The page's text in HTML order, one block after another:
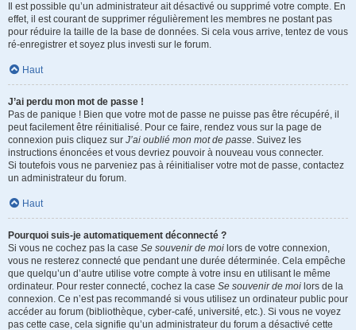
Il est possible qu’un administrateur ait désactivé ou supprimé votre compte. En
effet, il est courant de supprimer régulièrement les membres ne postant pas
pour réduire la taille de la base de données. Si cela vous arrive, tentez de vous
ré-enregistrer et soyez plus investi sur le forum.
Haut
J’ai perdu mon mot de passe !
Pas de panique ! Bien que votre mot de passe ne puisse pas être récupéré, il
peut facilement être réinitialisé. Pour ce faire, rendez vous sur la page de
connexion puis cliquez sur J’ai oublié mon mot de passe. Suivez les
instructions énoncées et vous devriez pouvoir à nouveau vous connecter.
Si toutefois vous ne parveniez pas à réinitialiser votre mot de passe, contactez
un administrateur du forum.
Haut
Pourquoi suis-je automatiquement déconnecté ?
Si vous ne cochez pas la case Se souvenir de moi lors de votre connexion,
vous ne resterez connecté que pendant une durée déterminée. Cela empêche
que quelqu’un d’autre utilise votre compte à votre insu en utilisant le même
ordinateur. Pour rester connecté, cochez la case Se souvenir de moi lors de la
connexion. Ce n’est pas recommandé si vous utilisez un ordinateur public pour
accéder au forum (bibliothèque, cyber-café, université, etc.). Si vous ne voyez
pas cette case, cela signifie qu’un administrateur du forum a désactivé cette